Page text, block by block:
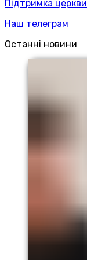
Підтримка церкви
Наш телеграм
Останні новини